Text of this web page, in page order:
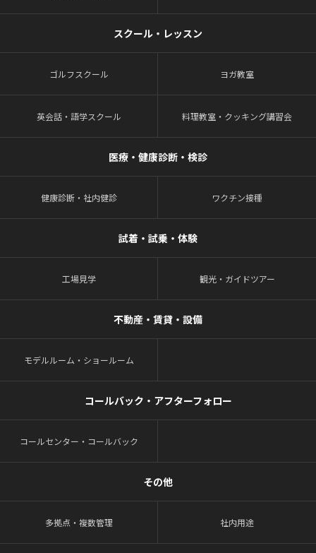
スクール・レッスン
ゴルフスクール ヨガ教室
英会話・語学スクール 料理教室・クッキング講習会
医療・健康診断・検診
健康診断・社内健診 ワクチン接種
試着・試乗・体験
工場見学 観光・ガイドツアー
不動産・賃貸・設備
モデルルーム・ショールーム
コールバック・アフターフォロー
コールセンター・コールバック
その他
多拠点・複数管理 社内用途